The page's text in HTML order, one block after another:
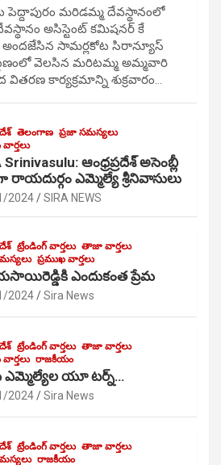
మరిడమ్మ దేవస్థానంలో
అసిస్టెంట్ కమిషనర్ కే
అందజేసిన సామర్లకోట సిరాన్యూస్
వెలసిన మరిటమ్మ అమ్మవారి
కార్యక్రమాన్ని శుక్రవారం…
తెలంగాణ ప్రజా సమస్యలు
వార్తలు
Srinivasulu: ఆంధ్రప్రదేశ్ అసెంబ్లీ
రాయదుర్గం ఎమ్మెల్యే శ్రీనివాసులు
2024 SIRA NEWS
ట్రేండింగ్ వార్తలు తాజా వార్తలు
ప్రముఖ వార్తలు
ఎందుకంత ప్రేమ
2024 Sira News
ట్రేండింగ్ వార్తలు తాజా వార్తలు
వార్తలు రాజకీయం
ఎమ్మెల్యేల యూ టర్న్…
2024 Sira News
ట్రేండింగ్ వార్తలు తాజా వార్తలు
రాజకీయం